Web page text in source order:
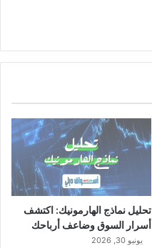
تحليل نماذج الهارمونيك: اكتشف
أسرار السوق وضاعف أرباحك
يونيو 30, 2026